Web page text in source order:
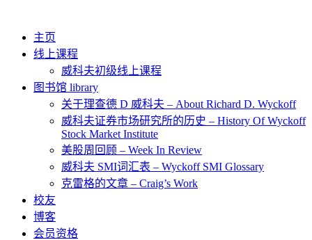
主页
线上课程
威科夫初级线上课程
图书馆 library
关于理查德 D 威科夫 – About Richard D. Wyckoff
威科夫证券市场研究所的历史 – History Of Wyckoff
Stock Market Institute
美股周回顾 – Week In Review
威科夫 SMI词汇表 – Wyckoff SMI Glossary
克雷格的文章 – Craig’s Work
校友
博客
会员资格